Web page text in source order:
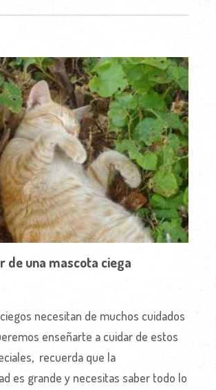
de una mascota ciega
necesitan de muchos cuidados
enseñarte a cuidar de estos
recuerda que la
es grande y necesitas saber todo lo